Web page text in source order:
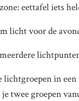
eettafel iets
licht voor de
lichtgroepen in
twee groepen